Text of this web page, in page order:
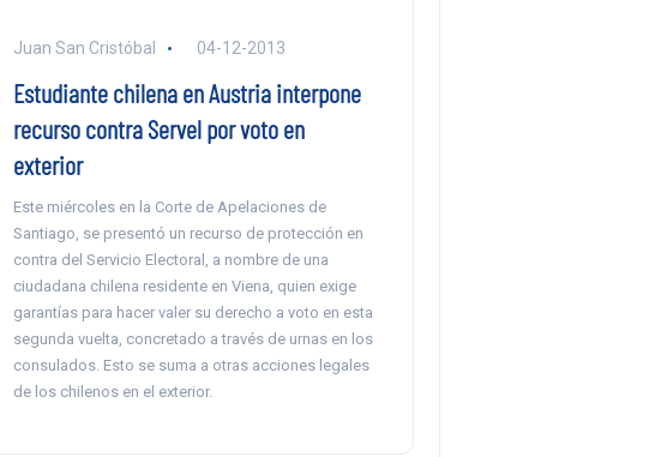
Juan San Cristóbal 04-12-2013
Estudiante chilena en Austria interpone
recurso contra Servel por voto en
exterior
Este miércoles en la Corte de Apelaciones de
Santiago, se presentó un recurso de protección en
contra del Servicio Electoral, a nombre de una
ciudadana chilena residente en Viena, quien exige
garantías para hacer valer su derecho a voto en esta
segunda vuelta, concretado a través de urnas en los
consulados. Esto se suma a otras acciones legales
de los chilenos en el exterior.